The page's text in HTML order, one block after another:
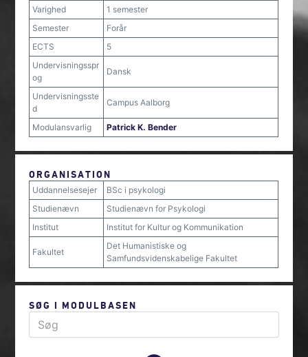
Varighed
1 semester
Semester
Forår
ECTS
5
Undervisningsspr
og
Dansk
Undervisningsste
d
Campus Aalborg
Modulansvarlig Patrick K. Bender
ORGANISATION
Uddannelsesejer
BSc i psykologi
Studienævn
Studienævn for Psykologi
Institut
Institut for Kultur og Kommunikation
Fakultet
Det Humanistiske og
Samfundsvidenskabelige Fakultet
SØG I MODULBASEN